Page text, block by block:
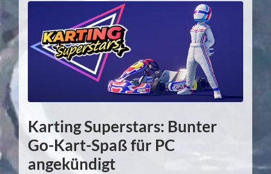
Karting Superstars: Bunter
Go-Kart-Spaß für PC
angekündigt